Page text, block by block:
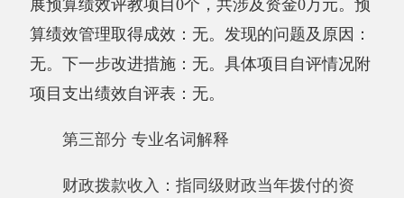
观条件变化未执行完毕、结转到本年度按有关规
定继续使用的资金，既包括财政拨款结转和结
余，也包括事业收入、经营收入、其他收入的结
转和结余。
年末结转和结余：指本年度或以前年度预算
需要延迟到以后年度按有关规定继续使用的资